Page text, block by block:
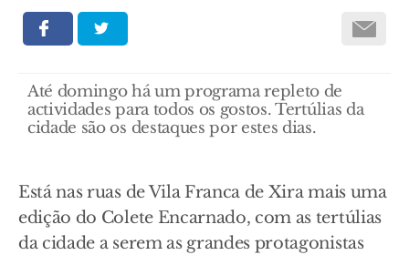
Até domingo há um programa repleto de
actividades para todos os gostos. Tertúlias da
cidade são os destaques por estes dias.
Está nas ruas de Vila Franca de Xira mais uma
edição do Colete Encarnado, com as tertúlias
da cidade a serem as grandes protagonistas